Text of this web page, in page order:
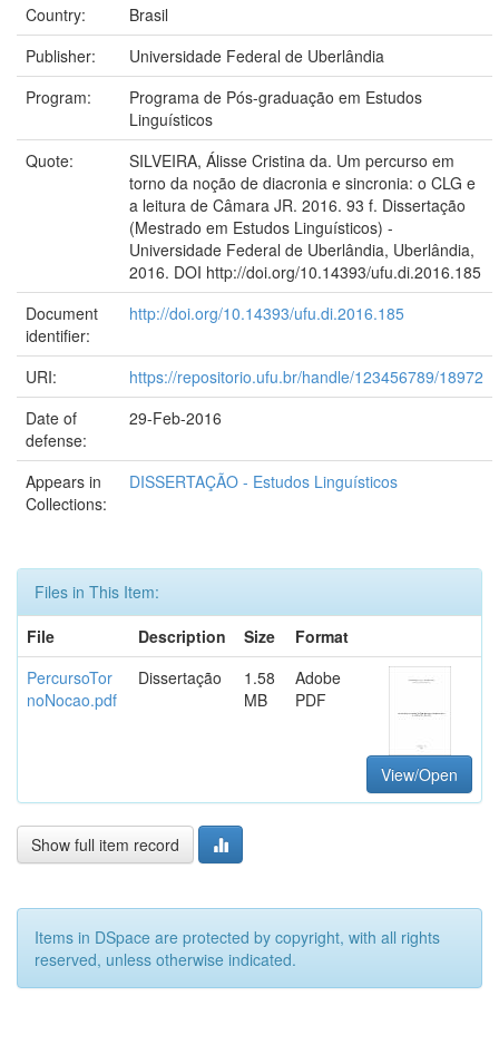
Country:
Brasil
Publisher:
Universidade Federal de Uberlândia
Program:
Programa de Pós-graduação em Estudos
Linguísticos
Quote:
SILVEIRA, Álisse Cristina da. Um percurso em
torno da noção de diacronia e sincronia: o CLG e
a leitura de Câmara JR. 2016. 93 f. Dissertação
(Mestrado em Estudos Linguísticos) -
Universidade Federal de Uberlândia, Uberlândia,
2016. DOI http://doi.org/10.14393/ufu.di.2016.185
Document
identifier:
http://doi.org/10.14393/ufu.di.2016.185
URI:
https://repositorio.ufu.br/handle/123456789/18972
Date of
defense:
29-Feb-2016
Appears in
Collections:
DISSERTAÇÃO - Estudos Linguísticos
Files in This Item:
File
Description Size
Format
PercursoTor
noNocao.pdf
Dissertação
1.58
MB
Adobe
PDF
View/Open
Show full item record
Items in DSpace are protected by copyright, with all rights
reserved, unless otherwise indicated.